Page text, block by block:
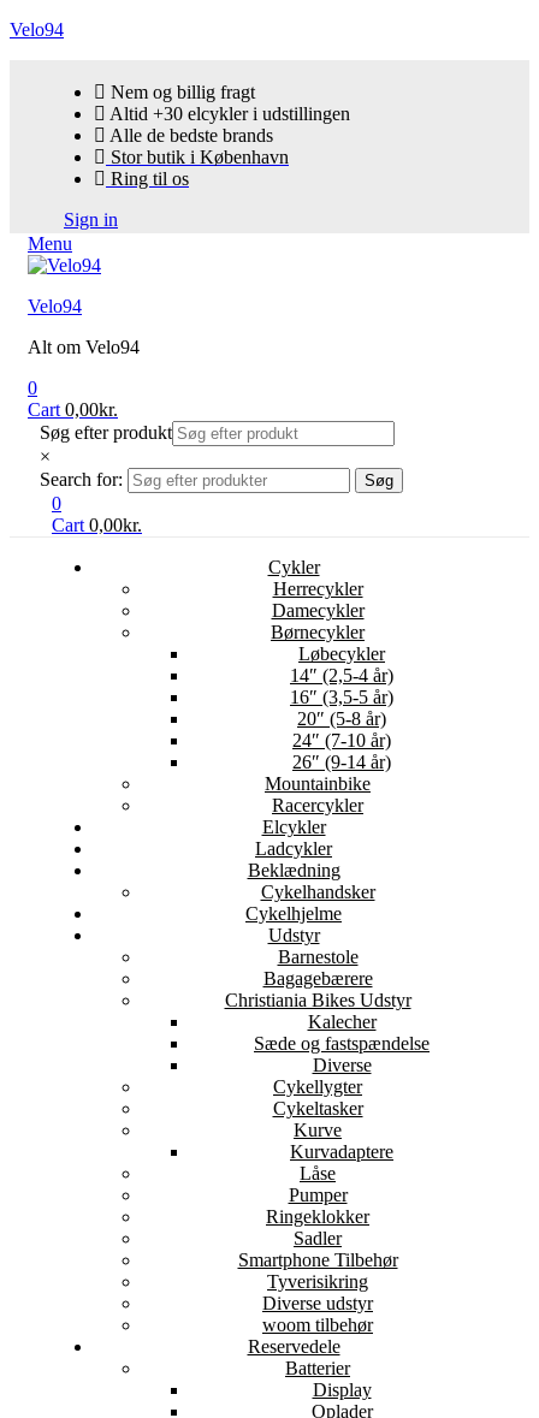
Velo94
Nem og billig fragt
Altid +30 elcykler i udstillingen
Alle de bedste brands
Stor butik i København
Ring til os
Sign in
Menu
Velo94
Alt om Velo94
0
Cart 0,00kr.
Søg efter produkt
×
Search for:
Søg
0
Cart 0,00kr.
Cykler
Herrecykler
Damecykler
Børnecykler
Løbecykler
14″ (2,5-4 år)
16″ (3,5-5 år)
20″ (5-8 år)
24″ (7-10 år)
26″ (9-14 år)
Mountainbike
Racercykler
Elcykler
Ladcykler
Beklædning
Cykelhandsker
Cykelhjelme
Udstyr
Barnestole
Bagagebærere
Christiania Bikes Udstyr
Kalecher
Sæde og fastspændelse
Diverse
Cykellygter
Cykeltasker
Kurve
Kurvadaptere
Låse
Pumper
Ringeklokker
Sadler
Smartphone Tilbehør
Tyverisikring
Diverse udstyr
woom tilbehør
Reservedele
Batterier
Display
Oplader